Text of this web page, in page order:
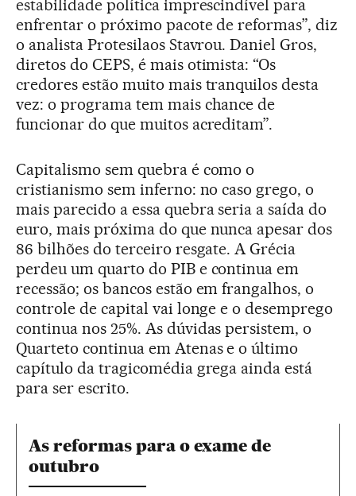
estabilidade política imprescindível para
enfrentar o próximo pacote de reformas”, diz
o analista Protesilaos Stavrou. Daniel Gros,
diretos do CEPS, é mais otimista: “Os
credores estão muito mais tranquilos desta
vez: o programa tem mais chance de
funcionar do que muitos acreditam”.
Capitalismo sem quebra é como o
cristianismo sem inferno: no caso grego, o
mais parecido a essa quebra seria a saída do
euro, mais próxima do que nunca apesar dos
86 bilhões do terceiro resgate. A Grécia
perdeu um quarto do PIB e continua em
recessão; os bancos estão em frangalhos, o
controle de capital vai longe e o desemprego
continua nos 25%. As dúvidas persistem, o
Quarteto continua em Atenas e o último
capítulo da tragicomédia grega ainda está
para ser escrito.
As reformas para o exame de
outubro